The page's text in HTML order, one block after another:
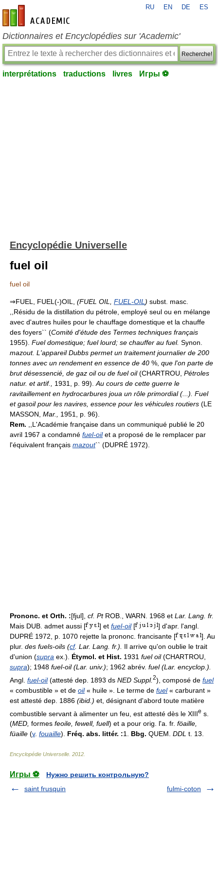
fr-academic.com
RU EN DE ES
Dictionnaires et Encyclopédies sur 'Academic'
Recherche!
interprétations traductions livres Игры ⚽
Encyclopédie Universelle
fuel oil
fuel oil
⇒FUEL, FUEL(-)OIL, (FUEL OIL, FUEL-OIL ) subst. masc.
,,Résidu de la distillation du pétrole, employé seul ou en mélange
avec d'autres huiles pour le chauffage domestique et la chauffe
des foyers`` (Comité d'étude des Termes techniques français
1955). Fuel domestique; fuel lourd; se chauffer au fuel. Synon.
mazout. L'appareil Dubbs permet un traitement journalier de 200
tonnes avec un rendement en essence de 40 %, que l'on parte de
brut désessencié, de gaz oil ou de fuel oil(CHARTROU, Pétroles
natur. et artif., 1931, p. 99). Au cours de cette guerre le
ravitaillement en hydrocarbures joua un rôle primordial (...). Fuel
et gasoil pour les navires, essence pour les véhicules routiers (LE
MASSON, Mar., 1951, p. 96).
Rem. ,,L'Académie française dans un communiqué publié le 20
avril 1967 a condamné fuel-oilet a proposé de le remplacer par
l'équivalent français mazout`` (DUPRÉ 1972).
Prononc. et Orth. :[fjul], cf. PtROB., WARN. 1968 et Lar. Lang. fr.
Mais DUB. admet aussi [
] et fuel-oil[
] d'apr. l'angl.
DUPRÉ 1972, p. 1070 rejette la prononc. francisante [
]. Au
plur. des fuels-oils (cf. Lar. Lang. fr.).
Il arrive qu'on oublie le trait
d'union (supra ex.). Étymol. et Hist. 1931 fuel oil(CHARTROU,
supra); 1948 fuel-oil (Lar. univ.); 1962 abrév. fuel (Lar. encyclop.).
Angl. fuel-oil(attesté dep. 1893 ds NED Suppl. 2), composé de fuel
« combustible » et de oil« huile ». Le terme de fuel« carburant »
est attesté dep. 1886 (ibid.) et, désignant d'abord toute matière
combustible servant à alimenter un feu, est attesté dès le XIIIe s.
(MED, formes feoile, fewell, fuell) et a pour orig. l'a. fr. föaille,
füaille (v. fouaille). Fréq. abs. littér. :1. Bbg. QUEM. DDL t. 13.
Encyclopédie Universelle 2012
Игры ⚽
Нужно решить контрольную?
saint frusquin
fulmi-coton